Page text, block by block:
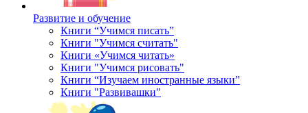
Развитие и обучение
Книги “Учимся писать”
Книги "Учимся считать"
Книги «Учимся читать»
Книги "Учимся рисовать"
Книги “Изучаем иностранные языки”
Книги "Развивашки"